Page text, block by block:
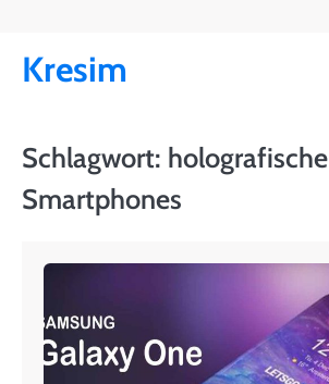
content
Kresim
Schlagwort: holografische
Smartphones